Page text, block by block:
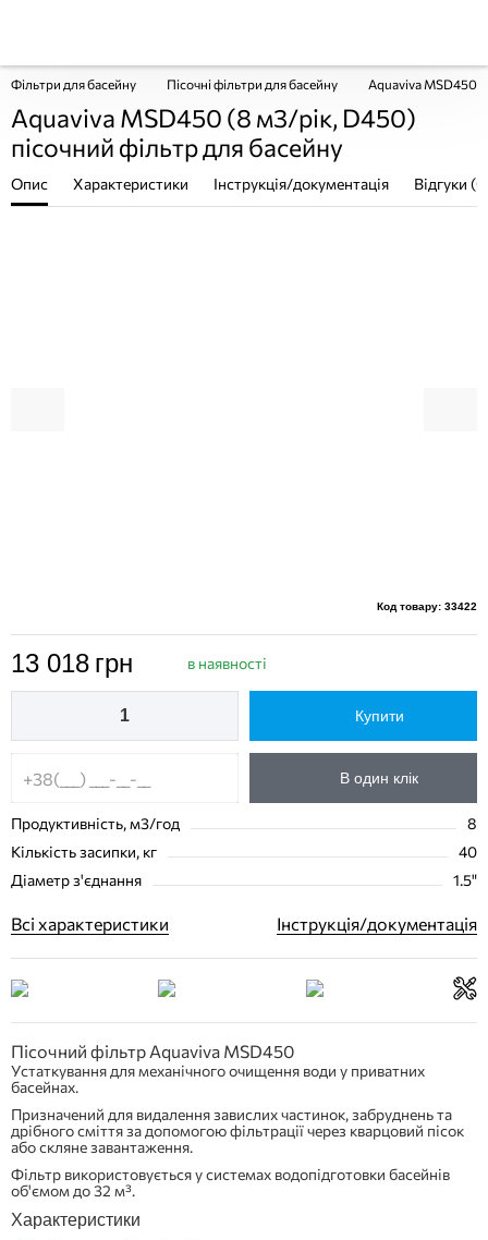
Фільтри для басейну Пісочні фільтри для басейну Aquaviva MSD450
Aquaviva MSD450 (8 м3/рік, D450)
пісочний фільтр для басейну
Опис Характеристики Інструкція/документація Відгуки
Код товару: 33422
13 018 грн в наявності
Купити
В один клік
Продуктивність, м3/год
8
Кількість засипки, кг
40
Діаметр з'єднання
1.5"
Всі характеристики Інструкція/документація
Пісочний фільтр Aquaviva MSD450
Устаткування для механічного очищення води у приватних
басейнах.
Призначений для видалення завислих частинок, забруднень та
дрібного сміття за допомогою фільтрації через кварцовий пісок
або скляне завантаження.
Фільтр використовується у системах водопідготовки басейнів
об'ємом до 32 м³.
Характеристики